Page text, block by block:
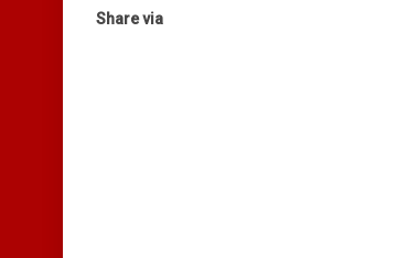
Share via